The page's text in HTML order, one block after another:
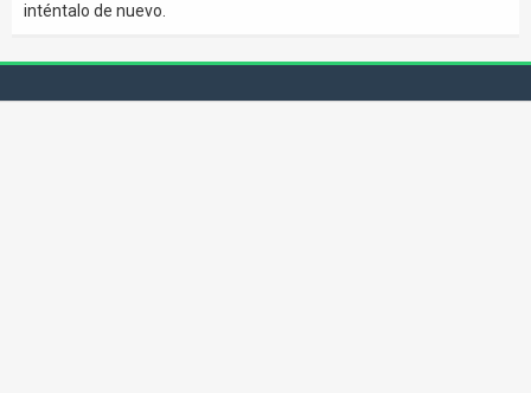
inténtalo de nuevo.